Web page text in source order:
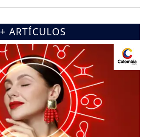
+ ARTÍCULOS